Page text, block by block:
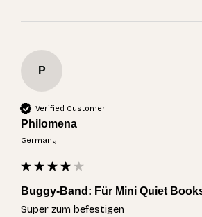
P
Verified Customer
Philomena
Germany
Buggy-Band: Für Mini Quiet
Super zum befestigen